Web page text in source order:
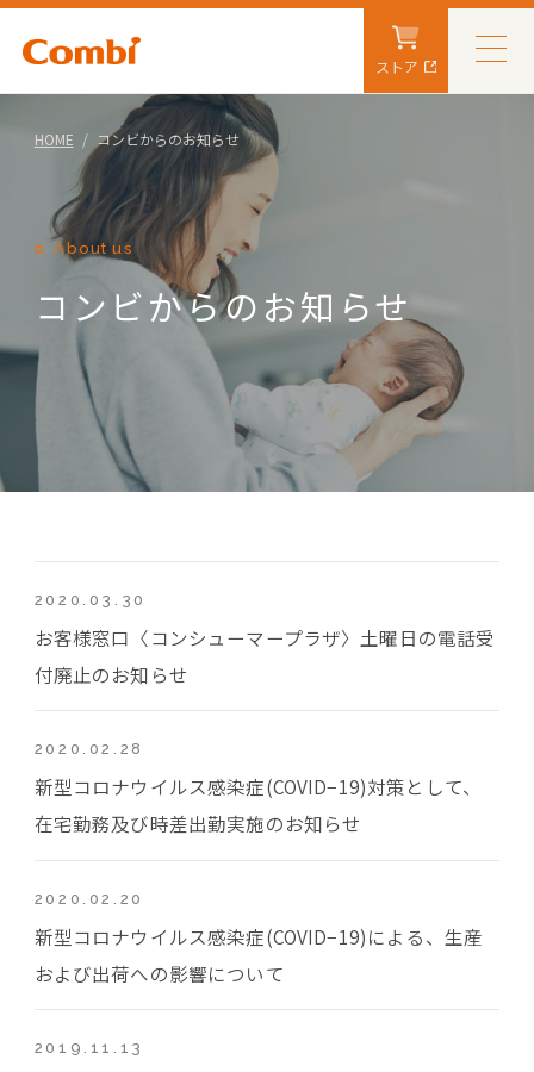
ストア
HOME コンビからのお知らせ
About us
コンビからのお知らせ
2020.03.30
お客様窓口〈コンシューマープラザ〉土曜日の電話受
付廃止のお知らせ
2020.02.28
新型コロナウイルス感染症(COVID−19)対策として、
在宅勤務及び時差出勤実施のお知らせ
2020.02.20
新型コロナウイルス感染症(COVID−19)による、生産
および出荷への影響について
2019.11.13